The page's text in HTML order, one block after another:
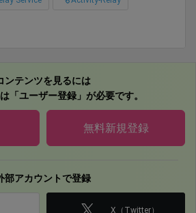
ーサーバの開発
ンテンツを見るには
「ユーザー登録」が必要です。
無料新規登録
部アカウントで登録
X（Twitter）